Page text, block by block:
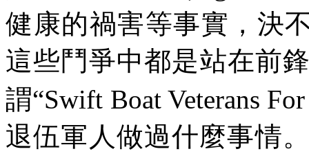
健康的禍害等事實，決
這些鬥爭中都是站在前
謂“Swift Boat Veterans
退伍軍人做過什麼事情